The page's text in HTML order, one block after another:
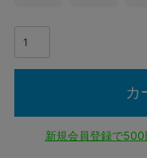
カ
新規会員登録で